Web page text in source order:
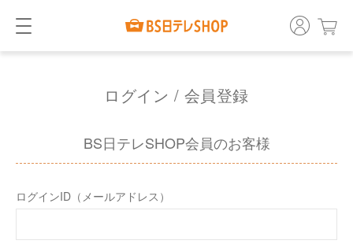
ログイン / 会員登録
BS日テレSHOP会員のお客様
ログインID（メールアドレス）